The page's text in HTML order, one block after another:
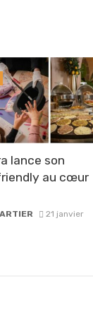
lance son
au cœur
21 janvier